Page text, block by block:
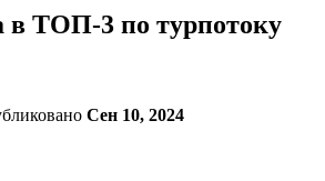
в ТОП-3 по турпотоку
Сен 10, 2024